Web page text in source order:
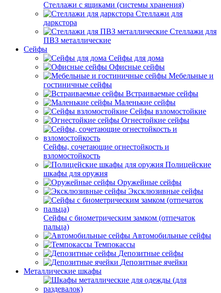
Стеллажи с ящиками (системы хранения)
Стеллажи для
даркстора
Стеллажи для
ПВЗ металлические
Сейфы
Сейфы для дома
Офисные сейфы
Мебельные и
гостиничные сейфы
Встраиваемые сейфы
Маленькие сейфы
Сейфы взломостойкие
Огнестойкие сейфы
Сейфы, сочетающие огнестойкость и
взломостойкость
Полицейские
шкафы для оружия
Оружейные сейфы
Эксклюзивные сейфы
Сейфы с биометрическим замком (отпечаток
пальца)
Автомобильные сейфы
Темпокассы
Депозитные сейфы
Депозитные ячейки
Металлические шкафы